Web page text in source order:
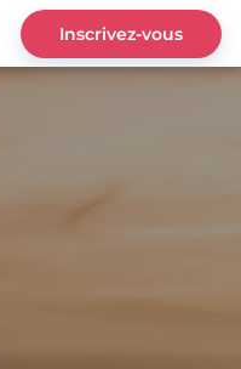
Inscrivez-vous